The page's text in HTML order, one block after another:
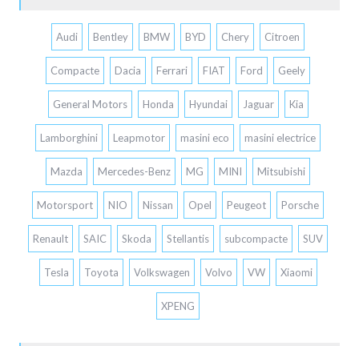
Audi Bentley BMW BYD Chery Citroen
Compacte Dacia Ferrari FIAT Ford Geely
General Motors Honda Hyundai Jaguar Kia
Lamborghini Leapmotor masini eco masini electrice
Mazda Mercedes-Benz MG MINI Mitsubishi
Motorsport NIO Nissan Opel Peugeot Porsche
Renault SAIC Skoda Stellantis subcompacte SUV
Tesla Toyota Volkswagen Volvo VW Xiaomi
XPENG